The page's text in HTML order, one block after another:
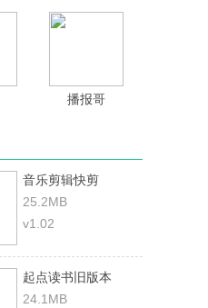
播报哥
音乐剪辑快剪
25.2MB
v1.02
起点读书旧版本
24.1MB